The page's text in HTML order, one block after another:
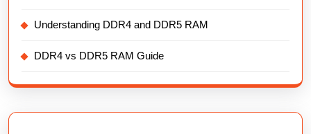
Understanding DDR4 and DDR5 RAM
DDR4 vs DDR5 RAM Guide